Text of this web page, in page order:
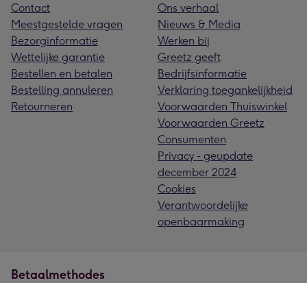
Contact
Meestgestelde vragen
Bezorginformatie
Wettelijke garantie
Bestellen en betalen
Bestelling annuleren
Retourneren
Ons verhaal
Nieuws & Media
Werken bij
Greetz geeft
Bedrijfsinformatie
Verklaring toegankelijkheid
Voorwaarden Thuiswinkel
Voorwaarden Greetz
Consumenten
Privacy - geupdate
december 2024
Cookies
Verantwoordelijke
openbaarmaking
Betaalmethodes